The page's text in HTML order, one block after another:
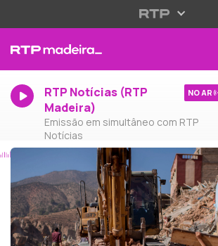
RTP Notícias (RTP
Madeira)
Emissão em simultâneo com RTP
Notícias
NO AR